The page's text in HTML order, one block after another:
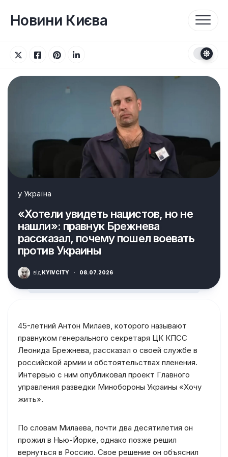
вмістуНовини Києва
у Україна
«Хотели увидеть нацистов, но не
нашли»: правнук Брежнева
рассказал, почему пошел воевать
против Украины
від KYIVCITY · 08.07.2026
45-летний Антон Милаев, которого называют
правнуком генерального секретаря ЦК КПСС
Леонида Брежнева, рассказал о своей службе в
российской армии и обстоятельствах пленения.
Интервью с ним опубликовал проект Главного
управления разведки Минобороны Украины «Хочу
жить».
По словам Милаева, почти два десятилетия он
прожил в Нью-Йорке, однако позже решил
вернуться в Россию. Свое решение он объяснил